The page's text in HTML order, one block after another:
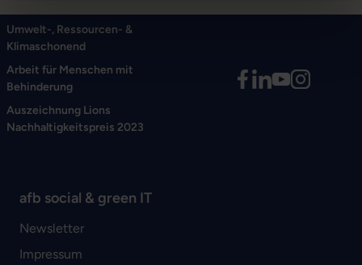
Umwelt-, Ressourcen- &
Klimaschonend
Arbeit für Menschen mit
Behinderung
Auszeichnung Lions
Nachhaltigkeitspreis 2023
afb social & green IT
Newsletter
Impressum